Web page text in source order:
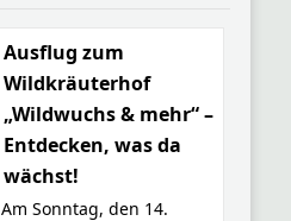
Ausflug zum
Wildkräuterhof
„Wildwuchs & mehr“ –
Entdecken, was da
wächst!
Am Sonntag, den 14.